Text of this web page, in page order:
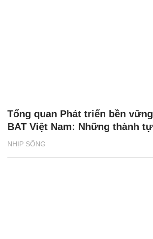
NHỊP SỐNG
Tổng quan Phát triển bền
BAT Việt Nam: Những thành